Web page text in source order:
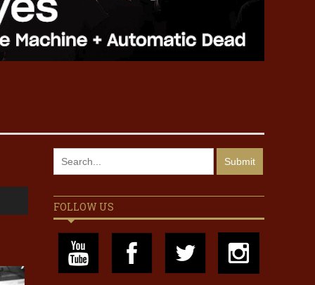
FOLLOW US